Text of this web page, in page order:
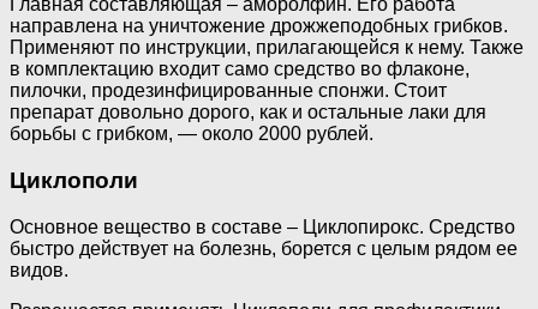
Главная составляющая – аморолфин. Его работа
направлена на уничтожение дрожжеподобных грибков.
Применяют по инструкции, прилагающейся к нему. Также
в комплектацию входит само средство во флаконе,
пилочки, продезинфицированные спонжи. Стоит
препарат довольно дорого, как и остальные лаки для
борьбы с грибком, — около 2000 рублей.
Циклополи
Основное вещество в составе – Циклопирокс. Средство
быстро действует на болезнь, борется с целым рядом ее
видов.